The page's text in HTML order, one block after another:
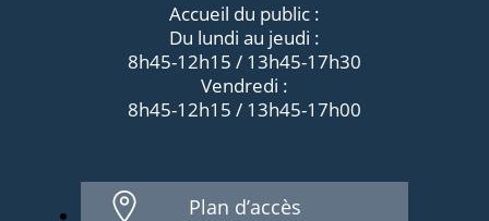
Accueil du public :
Du lundi au jeudi :
8h45-12h15 / 13h45-17h30
Vendredi :
8h45-12h15 / 13h45-17h00
Plan d’accès